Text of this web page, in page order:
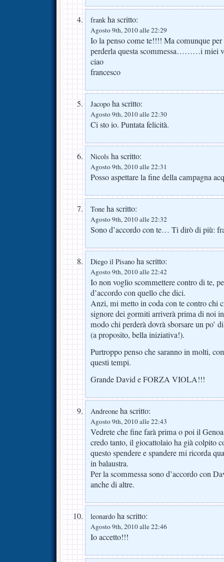
frank ha scritto:
Agosto 9th, 2010 alle 22:29
Io la penso come te!!!! Ma comunque per
perderla questa scommessa………i miei
ciao
francesco
Jacopo ha scritto:
Agosto 9th, 2010 alle 22:30
Ci sto io. Puntata felicità.
Nicols ha scritto:
Agosto 9th, 2010 alle 22:31
Posso aspettare la fine della campagna
Tone ha scritto:
Agosto 9th, 2010 alle 22:32
Sono d’accordo con te… Ti dirò di più:
Diego il Pisano ha scritto:
Agosto 9th, 2010 alle 22:42
Io non voglio scommettere contro di te,
d’accordo con quello che dici.
Anzi, mi metto in coda con te contro chi
signore dei gormiti arriverà prima di noi
modo chi perderà dovrà sborsare un po’
(a proposito, bella iniziativa!).
Purtroppo penso che saranno in molti,
questi tempi.
Grande David e FORZA VIOLA!!!
Andreone ha scritto:
Agosto 9th, 2010 alle 22:43
Vedrete che fine farà prima o poi il
credo tanto, il giocattolaio ha già colpito
questo spendere e spandere mi ricorda
in balaustra.
Per la scommessa sono d’accordo con
anche di altre.
leonardo ha scritto:
Agosto 9th, 2010 alle 22:46
Io accetto!!!